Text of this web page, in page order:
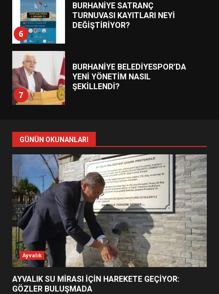
6
BURHANİYE SATRANÇ
TURNUVASI KAYITLARI NEYİ
DEĞİŞTİRİYOR?
7
BURHANİYE BELEDİYESPOR’DA
YENİ YÖNETİM NASIL
ŞEKİLLENDİ?
1
HAREKETE GEÇİYOR: GÖZLER
BULUŞMADA
2
ESA 2026’DA TÜRK BAHARATI
NEYİ TEMSİL ETTİ?
3
EİB’DE KRİTİK ATAMA:
SÜRDÜRÜLEBİLİRLİKTE NE
DEĞİŞECEK?
GÜNÜN OKUNANLARI
Ayvalık
AYVALIK SU MİRASI İÇİN HAREKETE GEÇİYOR:
GÖZLER BULUŞMADA